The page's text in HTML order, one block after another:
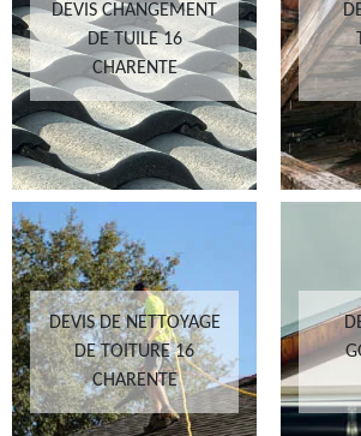
DEVIS CHANGEMENT
DE TUILE 16
CHARENTE
DEVIS DE NETTOYAGE
DE TOITURE 16
CHARENTE